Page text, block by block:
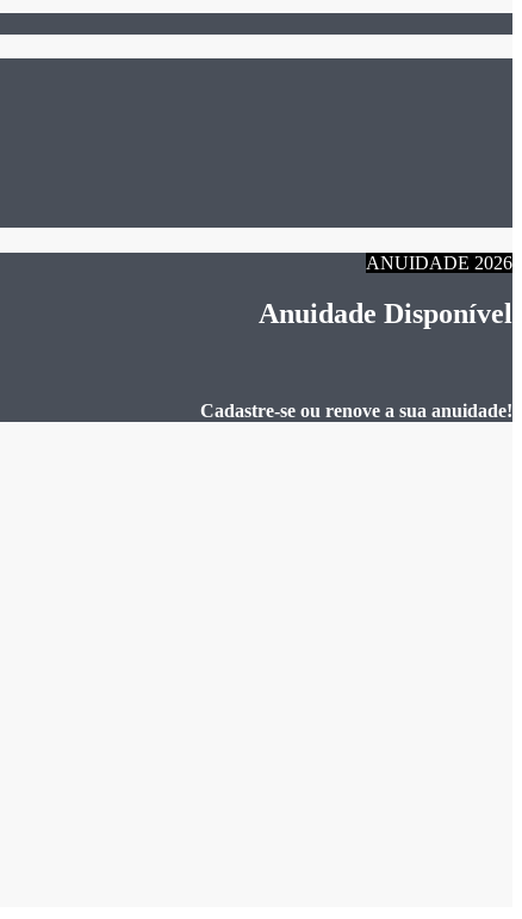
ANUIDADE 2026
Anuidade Disponível
Cadastre-se ou renove a sua anuidade!